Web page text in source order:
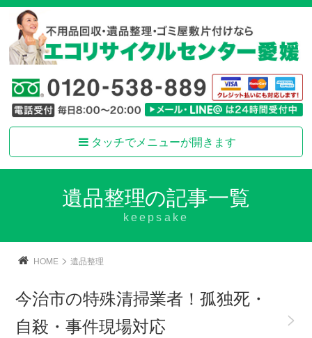
タッチでメニューが開きます
遺品整理の記事一覧
keepsake
HOME > 遺品整理
今治市の特殊清掃業者！孤独死・
自殺・事件現場対応
>